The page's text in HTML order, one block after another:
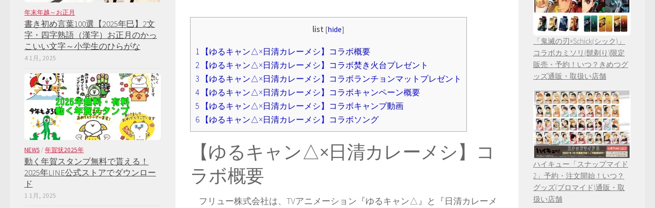
list [hide]
1 【ゆるキャン△×日清カレーメシ】コラボ概要
2 【ゆるキャン△×日清カレーメシ】コラボ焚き火台プレゼント
3 【ゆるキャン△×日清カレーメシ】コラボランチョンマットプレゼント
4 【ゆるキャン△×日清カレーメシ】コラボキャンペーン概要
5 【ゆるキャン△×日清カレーメシ】コラボキャンプ動画
6 【ゆるキャン△×日清カレーメシ】コラボソング
【ゆるキャン△×日清カレーメシ】コ
ラボ概要
フリュー株式会社は、TVアニメーション『ゆるキャン△』と『日清カレーメ
年末年越～お正月
書き初め言葉100選【2025年巳】2文
字・四字熟語（漢字）お正月のかっ
こいい文字～小学生のひらがな
4 1月, 2025
NEWS / 年賀状2025年
動く年賀スタンプ無料で貰える！
2025年LINE公式ストアでダウンロー
ド
1 1月, 2025
「鬼滅の刃×Schick(シック)」
コラボカミソリ(髭剃り)限定
販売・予約！いつ？きめつグ
ッズ通販・取扱い店舗
ハイキュー「スナップマイド
2」予約・注文開始！いつ？
グッズ(ブロマイド)通販・取
扱い店舗